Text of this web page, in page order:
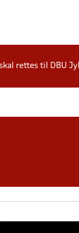
rettes til DBU